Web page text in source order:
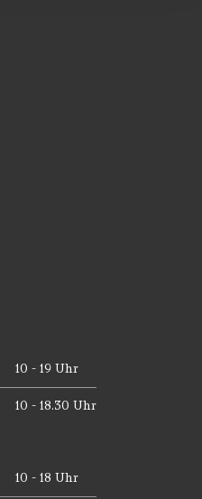
10 - 19 Uhr
10 - 18.30 Uhr
10 - 18 Uhr